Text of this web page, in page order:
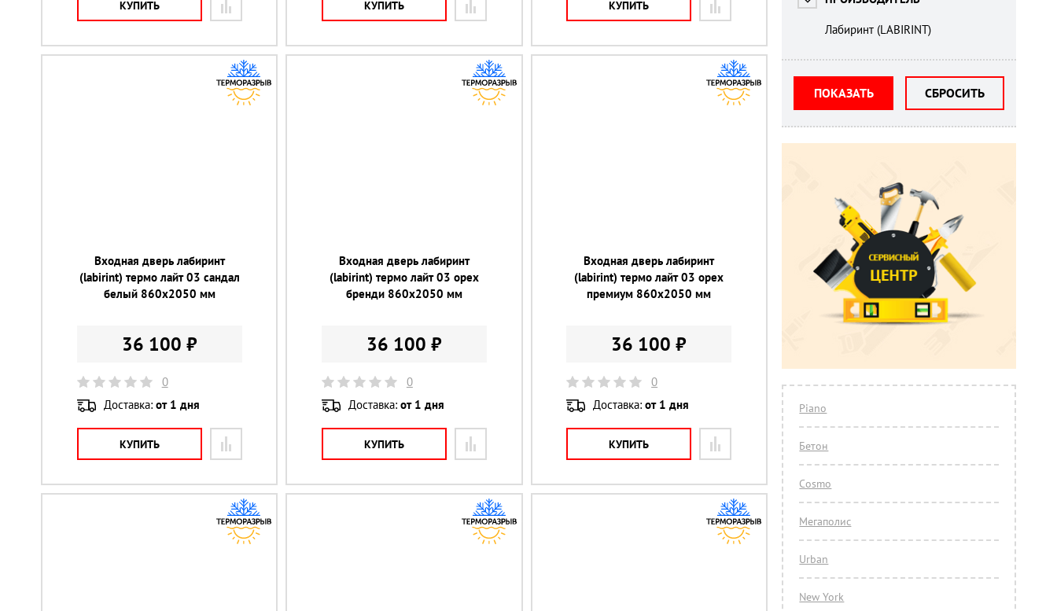
КУПИТЬ КУПИТЬ КУПИТЬ
Входная дверь лабиринт
(labirint) термо лайт 03 сандал
белый 860х2050 мм
36 100 ₽
0
Доставка: от 1 дня
КУПИТЬ
Входная дверь лабиринт
(labirint) термо лайт 03 орех
бренди 860х2050 мм
36 100 ₽
0
Доставка: от 1 дня
КУПИТЬ
Входная дверь лабиринт
(labirint) термо лайт 03 орех
премиум 860х2050 мм
36 100 ₽
0
Доставка:от 1 дня
КУПИТЬ
Лабиринт (LABIRINT)
ПОКАЗАТЬ СБРОСИТЬ
Piano
Бетон
Cosmo
Мегаполис
Urban
New York